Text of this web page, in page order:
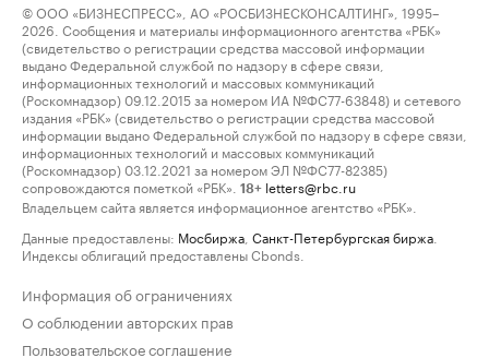
© ООО «БИЗНЕСПРЕСС», АО «РОСБИЗНЕСКОНСАЛТИНГ», 1995–
2026. Сообщения и материалы информационного агентства «РБК»
(свидетельство о регистрации средства массовой информации
выдано Федеральной службой по надзору в сфере связи,
информационных технологий и массовых коммуникаций
(Роскомнадзор) 09.12.2015 за номером ИА №ФС77-63848) и сетевого
издания «РБК» (свидетельство о регистрации средства массовой
информации выдано Федеральной службой по надзору в сфере связи,
информационных технологий и массовых коммуникаций
(Роскомнадзор) 03.12.2021 за номером ЭЛ №ФС77-82385)
сопровождаются пометкой «РБК».
18+ letters@rbc.ru
Владельцем сайта является информационное агентство «РБК».
Данные предоставлены: Мосбиржа Санкт-Петербургская биржа
Индексы облигаций предоставлены Cbonds.
Информация об ограничениях
О соблюдении авторских прав
Пользовательское соглашение